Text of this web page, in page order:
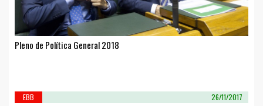
Pleno de Política General 2018
EBB 26/11/2017